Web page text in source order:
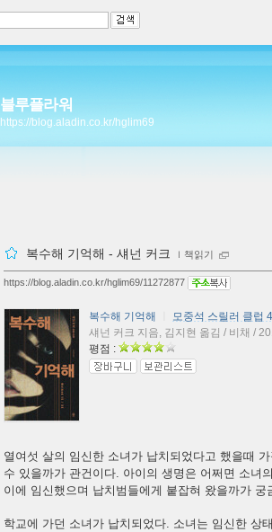
블루플라워
https://blog.aladin.co.kr/hglim69
복수해 기억해 - 섀넌 커크 ｌ 책읽기
https://blog.aladin.co.kr/hglim69/11272877
복수해 기억해
모중석 스릴러 클럽
섀넌 커크 지음, 김지현 옮김 / 비채 /
평점 :
열여섯 살의 임신한 소녀가 납치되었다고 했을때
수 있을까가 관건이다. 아이의 생명은 어쩌면 소녀
이에 임신했으며 납치범들에게 붙잡혀 왔을까가
학교에 가던 소녀가 납치되었다. 소녀는 임신한 상